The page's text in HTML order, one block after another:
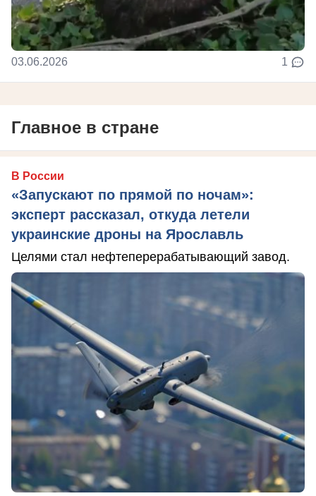
03.06.2026 1
Главное в стране
В России
«Запускают по прямой по ночам»:
эксперт рассказал, откуда летели
украинские дроны на Ярославль
Целями стал нефтеперерабатывающий завод.